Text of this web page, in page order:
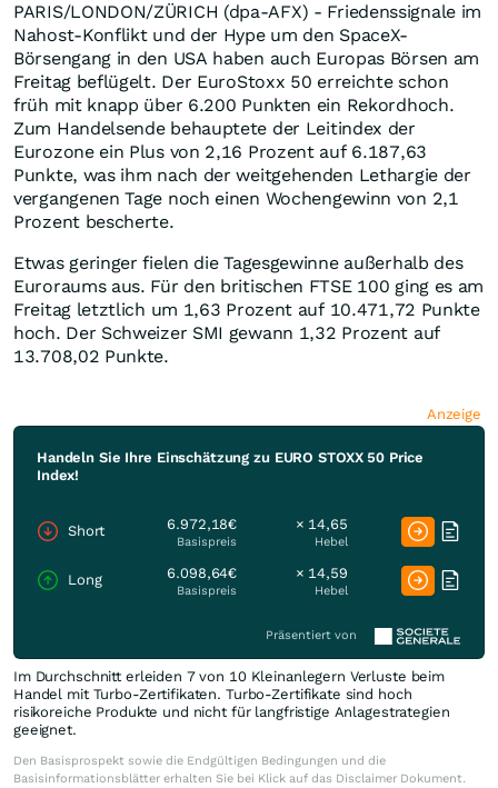
PARIS/LONDON/ZÜRICH (dpa-AFX) - Friedenssignale im
Nahost-Konflikt und der Hype um den SpaceX-
Börsengang in den USA haben auch Europas Börsen am
Freitag beflügelt. Der EuroStoxx 50 erreichte schon
früh mit knapp über 6.200 Punkten ein Rekordhoch.
Zum Handelsende behauptete der Leitindex der
Eurozone ein Plus von 2,16 Prozent auf 6.187,63
Punkte, was ihm nach der weitgehenden Lethargie der
vergangenen Tage noch einen Wochengewinn von 2,1
Prozent bescherte.
Etwas geringer fielen die Tagesgewinne außerhalb des
Euroraums aus. Für den britischen FTSE 100 ging es am
Freitag letztlich um 1,63 Prozent auf 10.471,72 Punkte
hoch. Der Schweizer SMI gewann 1,32 Prozent auf
13.708,02 Punkte.
Anzeige
Handeln Sie Ihre Einschätzung zu EURO STOXX 50 Price
Index!
Short 6.972,18€
Basispreis
× 14,65
Hebel
Long 6.098,64€
Basispreis
× 14,59
Hebel
Präsentiert von
Im Durchschnitt erleiden 7 von 10 Kleinanlegern Verluste beim
Handel mit Turbo-Zertifikaten. Turbo-Zertifikate sind hoch
risikoreiche Produkte und nicht für langfristige Anlagestrategien
geeignet.
Den Basisprospekt sowie die Endgültigen Bedingungen und die
Basisinformationsblätter erhalten Sie bei Klick auf das Disclaimer Dokument.